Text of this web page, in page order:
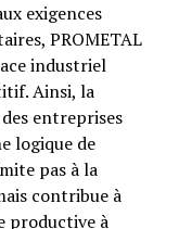
exigences
PROMETAL
industriel
Ainsi, la
entreprises
logique de
pas à la
contribue à
productive à